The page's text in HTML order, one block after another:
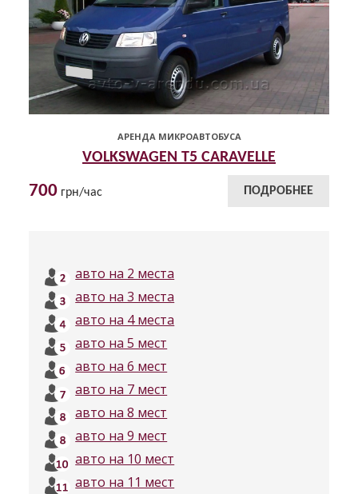
АРЕНДА МИКРОАВТОБУСА
VOLKSWAGEN T5 CARAVELLE
700 грн/час ПОДРОБНЕЕ
авто на 2 места
авто на 3 места
авто на 4 места
авто на 5 мест
авто на 6 мест
авто на 7 мест
авто на 8 мест
авто на 9 мест
авто на 10 мест
авто на 11 мест